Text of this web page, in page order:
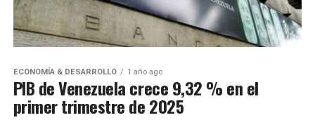
ECONOMÍA & DESARROLLO 1 año ago
PIB de Venezuela crece 9,32 % en el
primer trimestre de 2025